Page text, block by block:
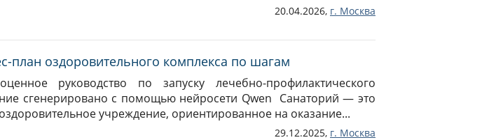
20.04.2026, г. Москва
план оздоровительного комплекса по шагам
руководство по запуску лечебно-профилактического
сгенерировано с помощью нейросети Qwen Санаторий — это
учреждение, ориентированное на оказание...
29.12.2025, г. Москва